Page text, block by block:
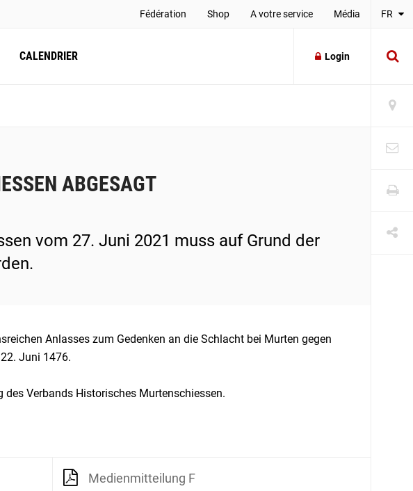
Fédération Shop A votre service Média FR
CALENDRIER Login
ABGESAGT
vom 27. Juni 2021 muss auf Grund der
Anlasses zum Gedenken an die Schlacht bei Murten gegen
Juni 1476.
Verbands Historisches Murtenschiessen.
Medienmitteilung F